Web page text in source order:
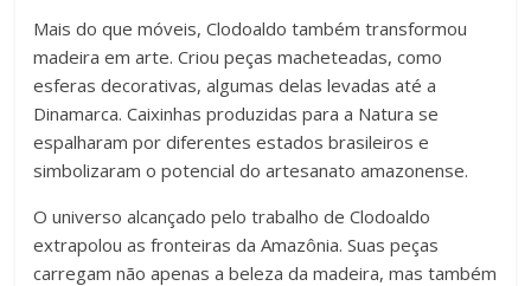
Mais do que móveis, Clodoaldo também transformou
madeira em arte. Criou peças macheteadas, como
esferas decorativas, algumas delas levadas até a
Dinamarca. Caixinhas produzidas para a Natura se
espalharam por diferentes estados brasileiros e
simbolizaram o potencial do artesanato amazonense.
O universo alcançado pelo trabalho de Clodoaldo
extrapolou as fronteiras da Amazônia. Suas peças
carregam não apenas a beleza da madeira, mas também